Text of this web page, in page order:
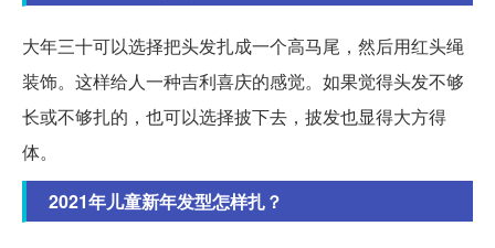
大年三十可以选择把头发扎成一个高马尾，然后用红头绳
装饰。这样给人一种吉利喜庆的感觉。如果觉得头发不够
长或不够扎的，也可以选择披下去，披发也显得大方得
体。
2021年儿童新年发型怎样扎？